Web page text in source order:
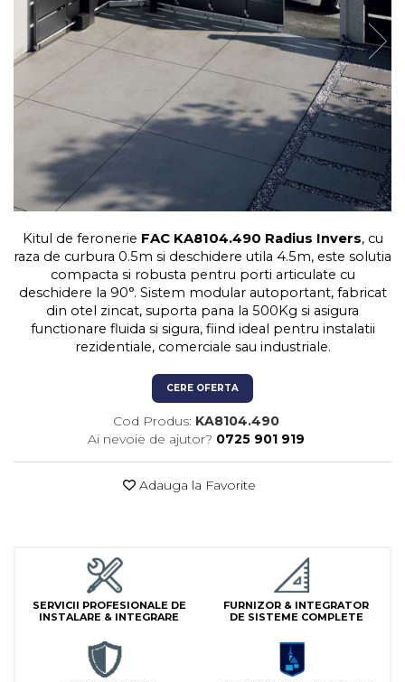
Kit-uri Feronerie Telescopice
Bariere Auto / Sisteme
Parcare
Kit-uri Bariere Auto
Bariere Automate
Brate Bariere Auto
Terminale Parcare
Accesorii Bariere Auto
Bolarzi antiterorism
Usi de Garaj
Motoare Usi Garaj
Kit-uri Usi Garaj
Sine de Ghidaj
Accesorii
Lampi Semnalizare
Module de Comanda
Receptoare
Electromagneti
Hard Disk-uri
NVR - Network Video Recorder
Kitul de feronerie FAC KA8104.490 Radius Invers, cu
raza de curbura 0.5m si deschidere utila 4.5m, este solutia
compacta si robusta pentru porti articulate cu
deschidere la 90°. Sistem modular autoportant, fabricat
din otel zincat, suporta pana la 500Kg si asigura
functionare fluida si sigura, fiind ideal pentru instalatii
rezidentiale, comerciale sau industriale.
CERE OFERTA
Cod Produs: KA8104.490
Ai nevoie de ajutor? 0725 901 919
Adauga la Favorite
SERVICII PROFESIONALE DE
INSTALARE & INTEGRARE
FURNIZOR & INTEGRATOR
DE SISTEME COMPLETE